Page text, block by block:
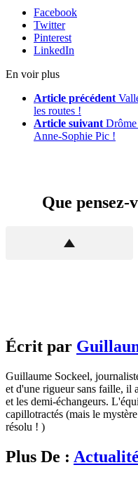
Facebook
Twitter
Pinterest
LinkedIn
En voir plus
Article précédent
les routes !
Article suivant
Anne-Sophie Pic !
Que pensez-
Écrit par
Guillaume Sockeel,
et d'une rigueur sans faille, il
et les demi-échangeurs.
capillotractés (mais le
résolu ! )
Plus De :